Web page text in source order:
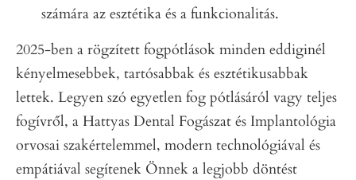
számára az esztétika és a funkcionalitás.
2025-ben a rögzített fogpótlások minden eddiginél
kényelmesebbek, tartósabbak és esztétikusabbak
lettek. Legyen szó egyetlen fog pótlásáról vagy teljes
fogívről, a Hattyas Dental Fogászat és Implantológia
orvosai szakértelemmel, modern technológiával és
empátiával segítenek Önnek a legjobb döntést